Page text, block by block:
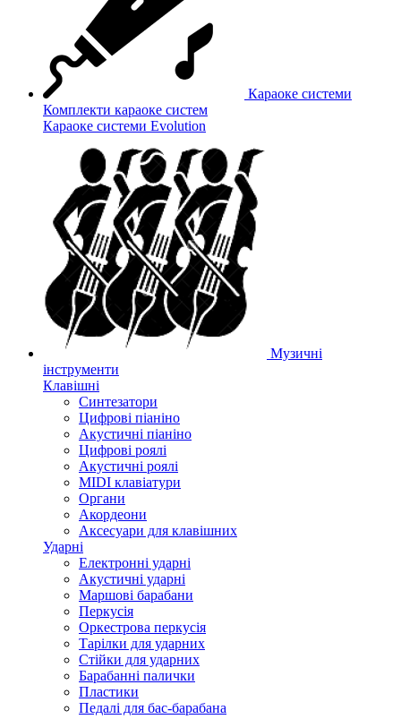
Караоке системи
Комплекти караоке систем
Караоке системи Evolution
Музичні
інструменти
Клавішні
Синтезатори
Цифрові піаніно
Акустичні піаніно
Цифрові роялі
Акустичні роялі
MIDI клавіатури
Органи
Акордеони
Аксесуари для клавішних
Ударні
Електронні ударні
Акустичні ударні
Маршові барабани
Перкусія
Оркестрова перкусія
Тарілки для ударних
Стійки для ударних
Барабанні палички
Пластики
Педалі для бас-барабана